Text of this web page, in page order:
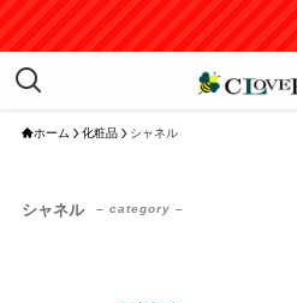
ホーム 化粧品 シャネル
シャネル – category –